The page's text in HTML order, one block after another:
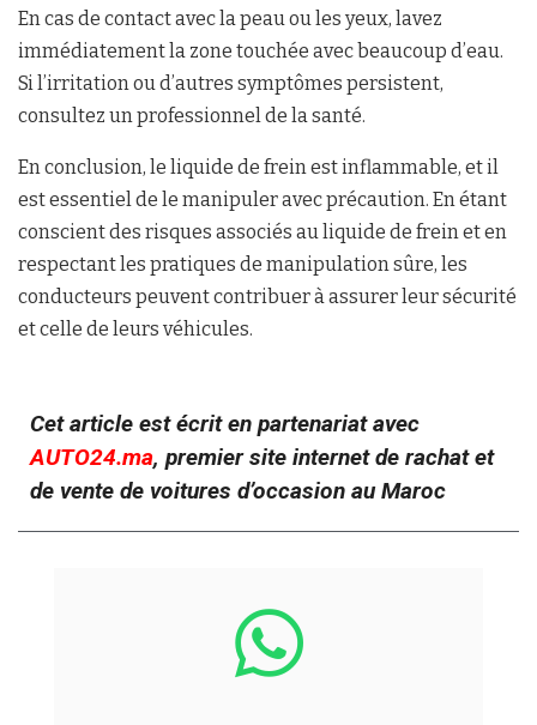
En cas de contact avec la peau ou les yeux, lavez
immédiatement la zone touchée avec beaucoup d’eau.
Si l’irritation ou d’autres symptômes persistent,
consultez un professionnel de la santé.
En conclusion, le liquide de frein est inflammable, et il
est essentiel de le manipuler avec précaution. En étant
conscient des risques associés au liquide de frein et en
respectant les pratiques de manipulation sûre, les
conducteurs peuvent contribuer à assurer leur sécurité
et celle de leurs véhicules.
Cet article est écrit en partenariat avec
AUTO24.ma, premier site internet de rachat et
de vente de voitures d’occasion au Maroc